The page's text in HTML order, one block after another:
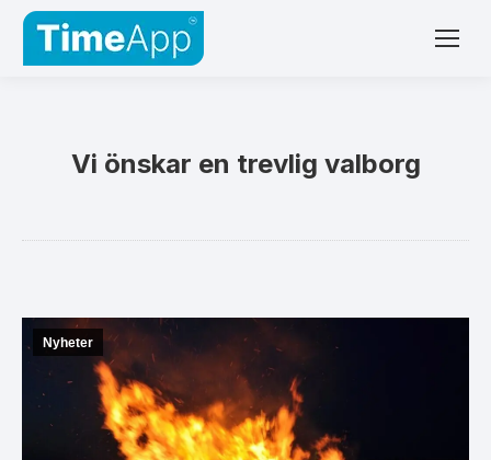
Vi önskar en trevlig valborg
Nyheter